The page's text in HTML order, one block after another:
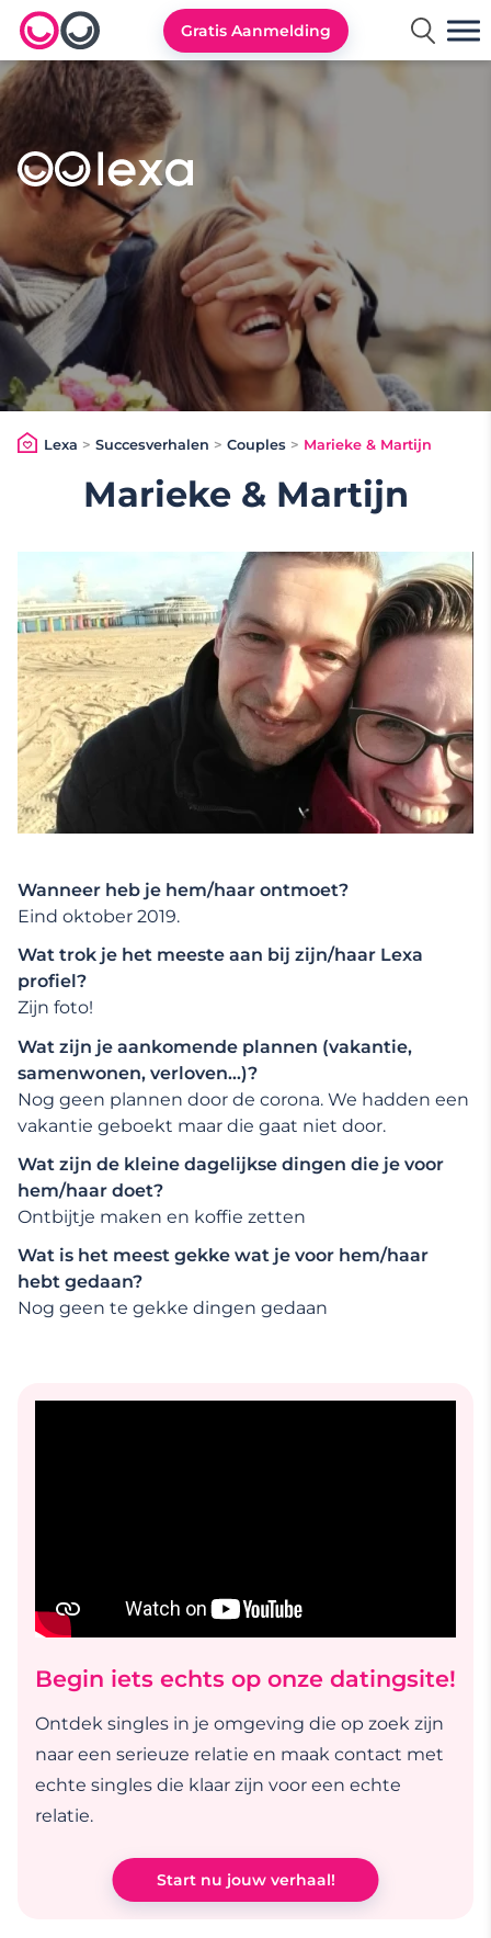
Lexa logo
Gratis Aanmelding
Lexa > Succesverhalen > Couples > Marieke & Martijn
Marieke & Martijn
Wanneer heb je hem/haar ontmoet?
Eind oktober 2019.
Wat trok je het meeste aan bij zijn/haar Lexa
profiel?
Zijn foto!
Wat zijn je aankomende plannen (vakantie,
samenwonen, verloven…)?
Nog geen plannen door de corona. We hadden een
vakantie geboekt maar die gaat niet door.
Wat zijn de kleine dagelijkse dingen die je voor
hem/haar doet?
Ontbijtje maken en koffie zetten
Wat is het meest gekke wat je voor hem/haar
hebt gedaan?
Nog geen te gekke dingen gedaan
Begin iets echts op onze datingsite!
Ontdek singles in je omgeving die op zoek zijn
naar een serieuze relatie en maak contact met
echte singles die klaar zijn voor een echte
relatie.
Start nu jouw verhaal!